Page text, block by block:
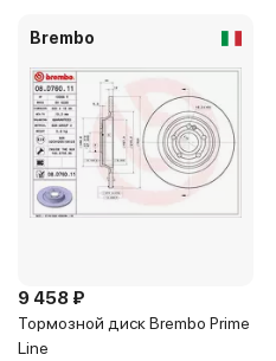
Brembo
9 458 ₽
Тормозной диск Brembo Prime
Line